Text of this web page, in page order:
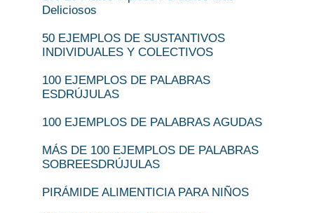
Deliciosos
50 EJEMPLOS DE SUSTANTIVOS
INDIVIDUALES Y COLECTIVOS
100 EJEMPLOS DE PALABRAS
ESDRÚJULAS
100 EJEMPLOS DE PALABRAS AGUDAS
MÁS DE 100 EJEMPLOS DE PALABRAS
SOBREESDRÚJULAS
PIRÁMIDE ALIMENTICIA PARA NIÑOS